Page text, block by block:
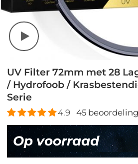
UV Filter 72mm met 28
/ Hydrofoob /
Serie
4.9 45
Op voorraad